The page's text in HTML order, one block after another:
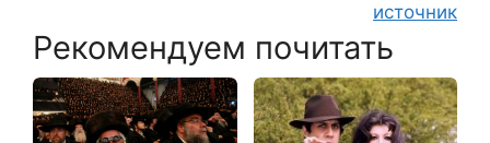
источник
Рекомендуем почитать